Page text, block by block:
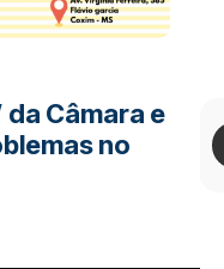
da Câmara e
no